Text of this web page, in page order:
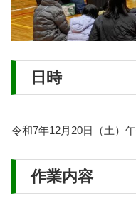
日時
令和7年12月20日（土）
作業内容